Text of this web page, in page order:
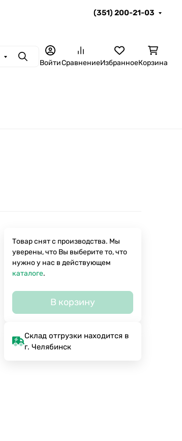
(351) 200-21-03
ПоискВойтиСравнениеИзбранноеКорзина
Товар снят с производства. Мы
уверены, что Вы выберите то, что
нужно у нас в действующем
каталоге.
В корзину
Склад отгрузки находится в
г. Челябинск